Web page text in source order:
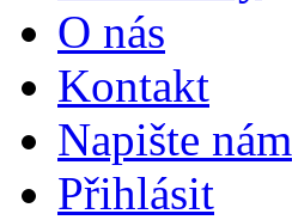
O nás
Kontakt
Napište nám
Přihlásit